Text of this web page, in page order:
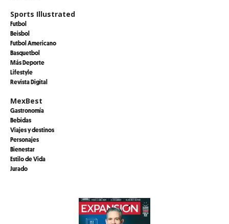
Sports Illustrated
Futbol
Beisbol
Futbol Americano
Basquetbol
Más Deporte
Lifestyle
Revista Digital
MexBest
Gastronomía
Bebidas
Viajes y destinos
Personajes
Bienestar
Estilo de Vida
Jurado